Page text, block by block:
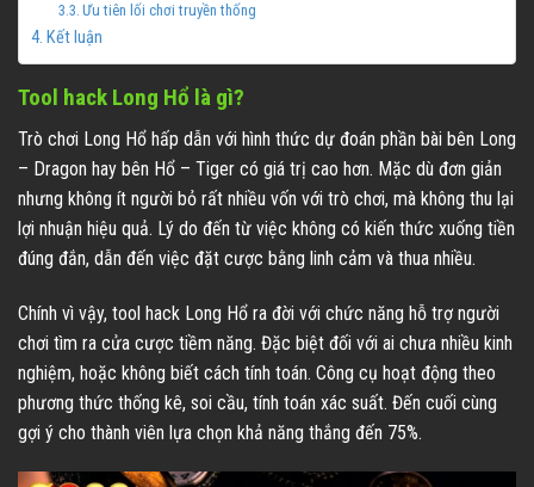
Ưu tiên lối chơi truyền thống
Kết luận
Tool hack Long Hổ là gì?
Trò chơi Long Hổ hấp dẫn với hình thức dự đoán phần bài bên Long
– Dragon hay bên Hổ – Tiger có giá trị cao hơn. Mặc dù đơn giản
nhưng không ít người bỏ rất nhiều vốn với trò chơi, mà không thu lại
lợi nhuận hiệu quả. Lý do đến từ việc không có kiến thức xuống tiền
đúng đắn, dẫn đến việc đặt cược bằng linh cảm và thua nhiều.
Chính vì vậy, tool hack Long Hổ ra đời với chức năng hỗ trợ người
chơi tìm ra cửa cược tiềm năng. Đặc biệt đối với ai chưa nhiều kinh
nghiệm, hoặc không biết cách tính toán. Công cụ hoạt động theo
phương thức thống kê, soi cầu, tính toán xác suất. Đến cuối cùng
gợi ý cho thành viên lựa chọn khả năng thắng đến 75%.